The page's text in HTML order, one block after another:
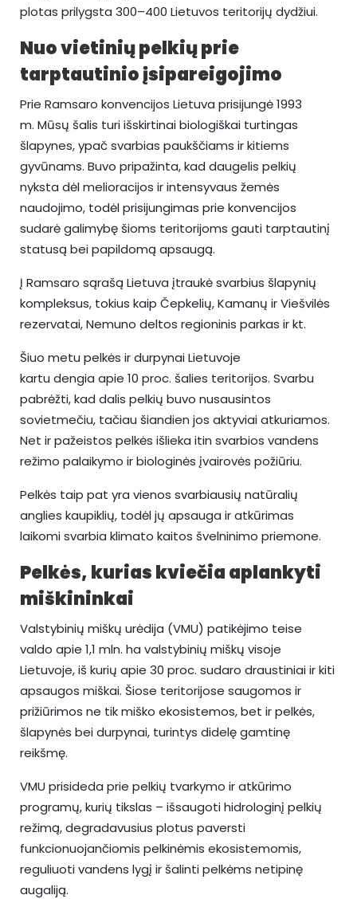
plotas prilygsta 300–400 Lietuvos teritorijų dydžiui.
Nuo vietinių pelkių prie
tarptautinio įsipareigojimo
Prie Ramsaro konvencijos Lietuva prisijungė 1993
m. Mūsų šalis turi išskirtinai biologiškai turtingas
šlapynes, ypač svarbias paukščiams ir kitiems
gyvūnams. Buvo pripažinta, kad daugelis pelkių
nyksta dėl melioracijos ir intensyvaus žemės
naudojimo, todėl prisijungimas prie konvencijos
sudarė galimybę šioms teritorijoms gauti tarptautinį
statusą bei papildomą apsaugą.
Į Ramsaro sąrašą Lietuva įtraukė svarbius šlapynių
kompleksus, tokius kaip Čepkelių, Kamanų ir Viešvilės
rezervatai, Nemuno deltos regioninis parkas ir kt.
Šiuo metu pelkės ir durpynai Lietuvoje
kartu dengia apie 10 proc. šalies teritorijos. Svarbu
pabrėžti, kad dalis pelkių buvo nusausintos
sovietmečiu, tačiau šiandien jos aktyviai atkuriamos.
Net ir pažeistos pelkės išlieka itin svarbios vandens
režimo palaikymo ir biologinės įvairovės požiūriu.
Pelkės taip pat yra vienos svarbiausių natūralių
anglies kaupiklių, todėl jų apsauga ir atkūrimas
laikomi svarbia klimato kaitos švelninimo priemone.
Pelkės, kurias kviečia aplankyti
miškininkai
Valstybinių miškų urėdija (VMU) patikėjimo teise
valdo apie 1,1 mln. ha valstybinių miškų visoje
Lietuvoje, iš kurių apie 30 proc. sudaro draustiniai ir kiti
apsaugos miškai. Šiose teritorijose saugomos ir
prižiūrimos ne tik miško ekosistemos, bet ir pelkės,
šlapynės bei durpynai, turintys didelę gamtinę
reikšmę.
VMU prisideda prie pelkių tvarkymo ir atkūrimo
programų, kurių tikslas – išsaugoti hidrologinį pelkių
režimą, degradavusius plotus paversti
funkcionuojančiomis pelkinėmis ekosistemomis,
reguliuoti vandens lygį ir šalinti pelkėms netipinę
augaliją.